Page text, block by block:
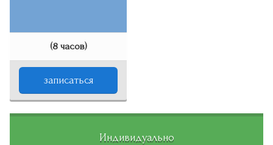
(8 часов)
записаться
Индивидуально